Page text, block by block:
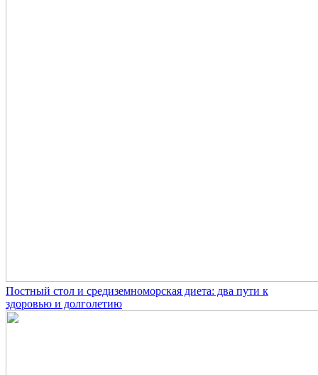
Постный стол и средиземноморская диета: два пути к
здоровью и долголетию